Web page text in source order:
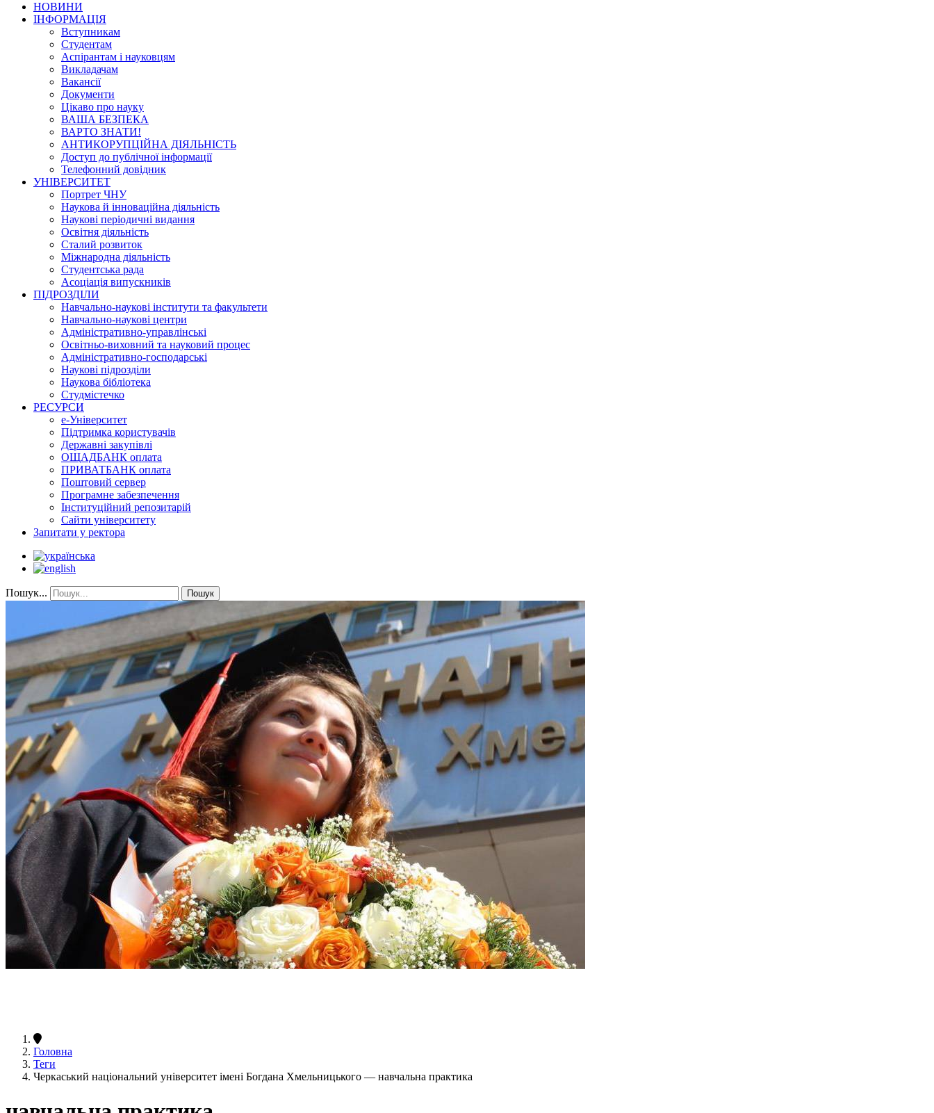
НОВИНИ
ІНФОРМАЦІЯ
Вступникам
Студентам
Аспірантам і науковцям
Викладачам
Вакансії
Документи
Цікаво про науку
ВАША БЕЗПЕКА
ВАРТО ЗНАТИ!
АНТИКОРУПЦІЙНА ДІЯЛЬНІСТЬ
Доступ до публічної інформації
Телефонний довідник
УНІВЕРСИТЕТ
Портрет ЧНУ
Наукова й інноваційна діяльність
Наукові періодичні видання
Освітня діяльність
Сталий розвиток
Міжнародна діяльність
Студентська рада
Асоціація випускників
ПІДРОЗДІЛИ
Навчально-наукові інститути та факультети
Навчально-наукові центри
Адміністративно-управлінські
Освітньо-виховний та науковий процес
Адміністративно-господарські
Наукові підрозділи
Наукова бібліотека
Студмістечко
РЕСУРСИ
е-Університет
Підтримка користувачів
Державні закупівлі
ОЩАДБАНК оплата
ПРИВАТБАНК оплата
Поштовий сервер
Програмне забезпечення
Інституційний репозитарій
Сайти університету
Запитати у ректора
Пошук... Пошук
Головна
Теги
Черкаський національний університет імені Богдана Хмельницького — навчальна практика